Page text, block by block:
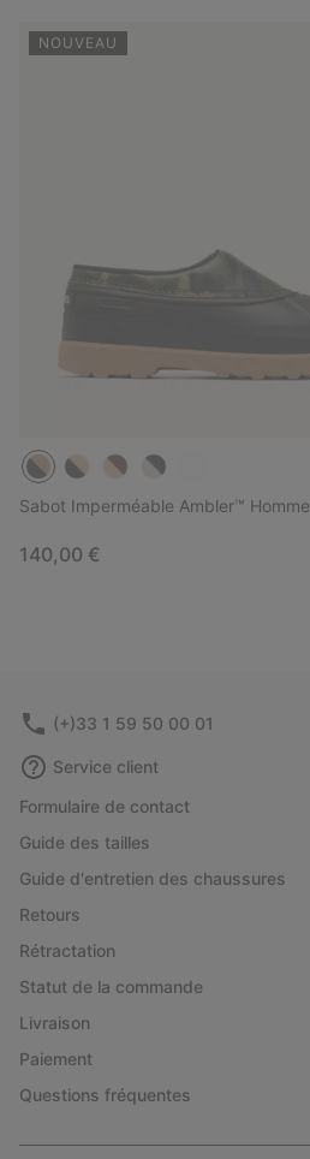
NOUVEAU
Sabot Imperméable Ambler™ Homme
Regular price:
140,00 €
(+)33 1 59 50 00 01
Service client
Formulaire de contact
Guide des tailles
Guide d'entretien des chaussures
Retours
Rétractation
Statut de la commande
Livraison
Paiement
Questions fréquentes